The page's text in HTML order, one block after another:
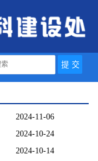
2024-11-06
2024-10-24
2024-10-14